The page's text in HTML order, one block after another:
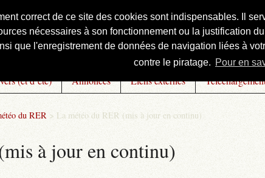
correct de ce site des cookies sont indispensables. Il
nécessaires à son fonctionnement ou la justification
que l'enregistrement de données de navigation liées à
contre le piratage. Pour en
Officiel
(et d’été) Annonces Liens externes
du RER > La météo du RER (mis à jour en continu)
à jour en continu)